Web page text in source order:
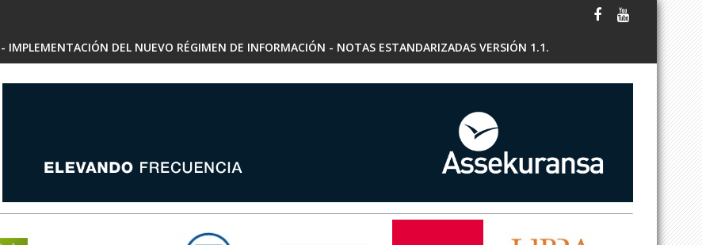
DEL NUEVO RÉGIMEN DE INFORMACIÓN - NOTAS ESTANDARIZADAS VERSIÓN 1.1.